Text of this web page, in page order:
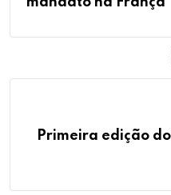
Primeira edição